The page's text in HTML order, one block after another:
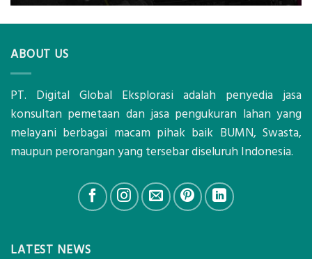
ABOUT US
PT. Digital Global Eksplorasi adalah penyedia jasa
konsultan pemetaan dan jasa pengukuran lahan yang
melayani berbagai macam pihak baik BUMN, Swasta,
maupun perorangan yang tersebar diseluruh Indonesia.
LATEST NEWS